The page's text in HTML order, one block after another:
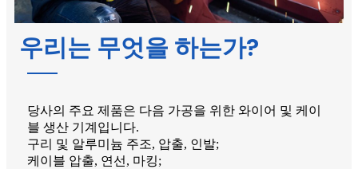
우리는 무엇을 하는가?
당사의 주요 제품은 다음 가공을 위한 와이어 및 케이
블 생산 기계입니다.
구리 및 알루미늄 주조, 압출, 인발;
케이블 압출, 연선, 마킹;